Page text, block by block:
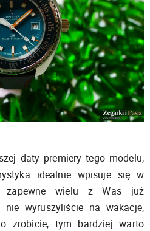
daty premiery tego modelu,
idealnie wpisuje się w
zapewne wielu z Was już
nie wyruszyliście na wakacje,
zrobicie, tym bardziej warto